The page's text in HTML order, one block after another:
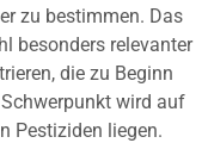
zu bestimmen. Das
besonders relevanter
die zu Beginn
wird auf
Pestiziden liegen.